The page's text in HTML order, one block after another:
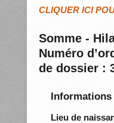
CLIQUER ICI
Somme -
Numéro
de dossier :
Lieu de